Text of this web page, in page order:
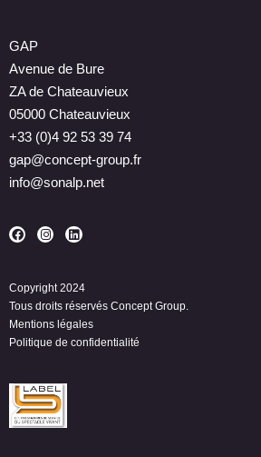
GAP
Avenue de Bure
ZA de Chateauvieux
05000 Chateauvieux
+33 (0)4 92 53 39 74
gap@concept-group.fr
info@sonalp.net
Copyright 2024
Tous droits réservés Concept Group.
Mentions légales
Politique de confidentialité